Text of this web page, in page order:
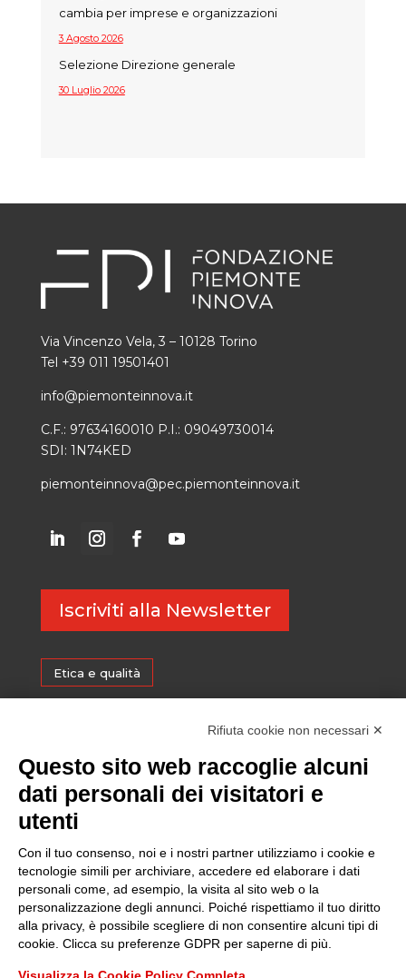
cambia per imprese e organizzazioni
3 Agosto 2026
Selezione Direzione generale
30 Luglio 2026
Via Vincenzo Vela, 3 – 10128 Torino
Tel +39 011 19501401
info@piemonteinnova.it
C.F.: 97634160010 P.I.: 09049730014
SDI: 1N74KED
piemonteinnova@pec.piemonteinnova.it
Iscriviti alla Newsletter
Etica e qualità
Sostenibilità
Media
Whistleblowing
Rifiuta cookie non necessari ✕
Questo sito web raccoglie alcuni
dati personali dei visitatori e
utenti
Con il tuo consenso, noi e i nostri partner utilizziamo i cookie e
tecnologie simili per archiviare, accedere ed elaborare i dati
personali come, ad esempio, la visita al sito web o la
personalizzazione degli annunci. Poiché rispettiamo il tuo diritto
alla privacy, è possibile scegliere di non consentire alcuni tipi di
cookie. Clicca su preferenze GDPR per saperne di più.